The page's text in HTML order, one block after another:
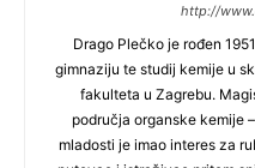
http://
Drago Plečko je rođen
gimnaziju te studij kemije u
fakulteta u Zagrebu.
područja organske kemije
mladosti je imao interes za